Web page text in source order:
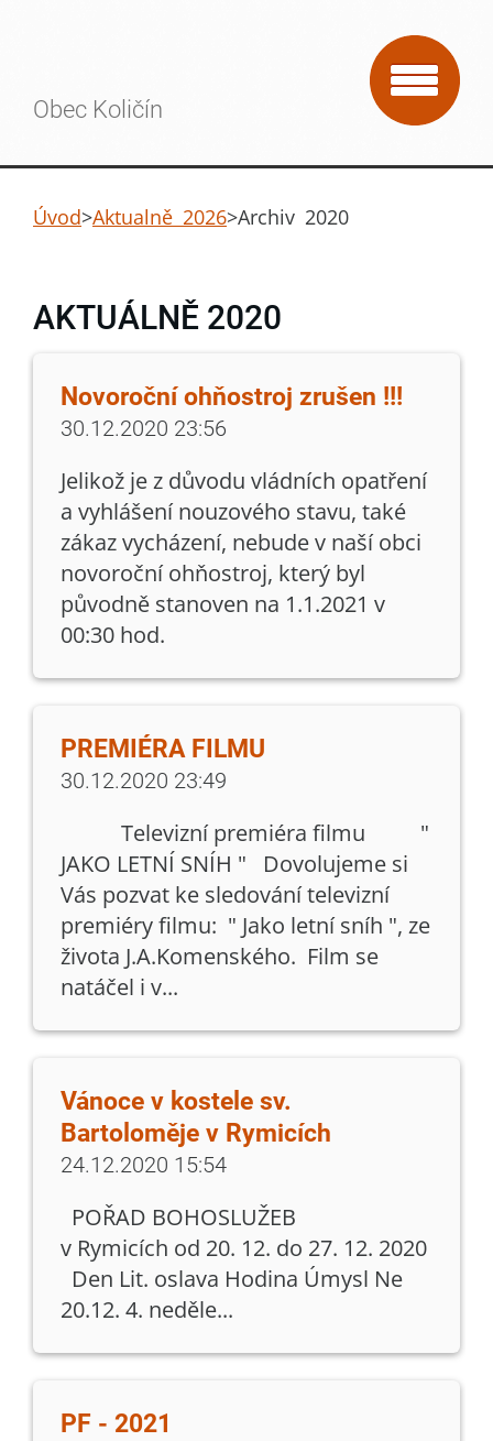
Obec Količín
Úvod>Aktualně 2026>Archiv 2020
AKTUÁLNĚ 2020
Novoroční ohňostroj zrušen !!!
30.12.2020 23:56
Jelikož je z důvodu vládních opatření
a vyhlášení nouzového stavu, také
zákaz vycházení, nebude v naší obci
novoroční ohňostroj, který byl
původně stanoven na 1.1.2021 v
00:30 hod.
PREMIÉRA FILMU
30.12.2020 23:49
Televizní premiéra filmu "
JAKO LETNÍ SNÍH " Dovolujeme si
Vás pozvat ke sledování televizní
premiéry filmu: " Jako letní sníh ", ze
života J.A.Komenského. Film se
natáčel i v...
Vánoce v kostele sv.
Bartoloměje v Rymicích
24.12.2020 15:54
POŘAD BOHOSLUŽEB
v Rymicích od 20. 12. do 27. 12. 2020
Den Lit. oslava Hodina Úmysl Ne
20.12. 4. neděle...
PF - 2021